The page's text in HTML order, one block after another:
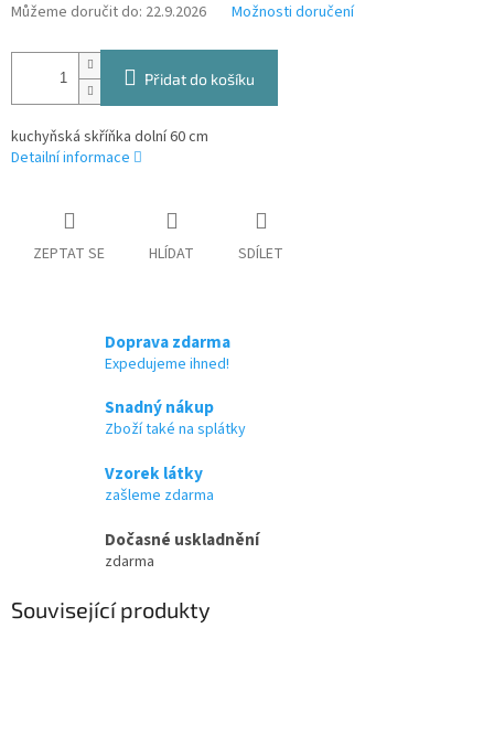
Můžeme doručit do: 22.9.2026 Možnosti doručení
Přidat do košíku
kuchyňská skříňka dolní 60 cm
Detailní informace
ZEPTAT SE HLÍDAT SDÍLET
Doprava zdarma
Expedujeme ihned!
Snadný nákup
Zboží také na splátky
Vzorek látky
zašleme zdarma
Dočasné uskladnění
zdarma
Související produkty